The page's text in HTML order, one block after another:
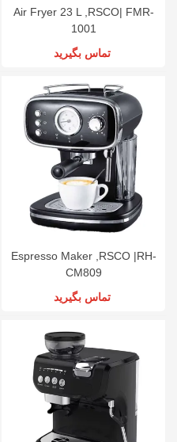
Air Fryer 23 L ,RSCO| FMR-
1001
تماس بگیرید
Espresso Maker ,RSCO |RH-
CM809
تماس بگیرید